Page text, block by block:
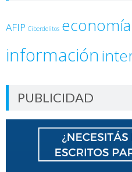
AFIP Ciberdelitos economía
información
PUBLICIDAD